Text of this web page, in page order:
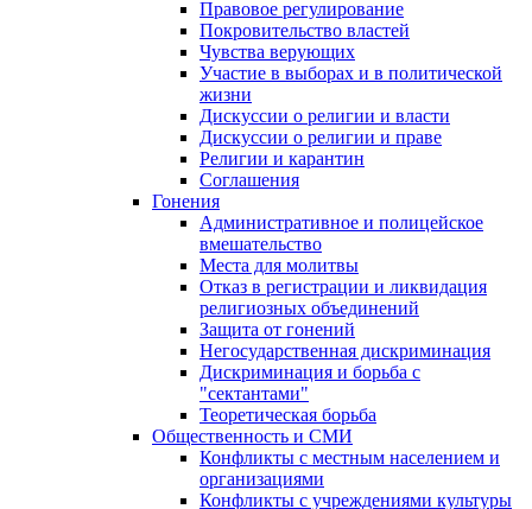
Правовое регулирование
Покровительство властей
Чувства верующих
Участие в выборах и в политической
жизни
Дискуссии о религии и власти
Дискуссии о религии и праве
Религии и карантин
Соглашения
Гонения
Административное и полицейское
вмешательство
Места для молитвы
Отказ в регистрации и ликвидация
религиозных объединений
Защита от гонений
Негосударственная дискриминация
Дискриминация и борьба с
"сектантами"
Теоретическая борьба
Общественность и СМИ
Конфликты с местным населением и
организациями
Конфликты с учреждениями культуры